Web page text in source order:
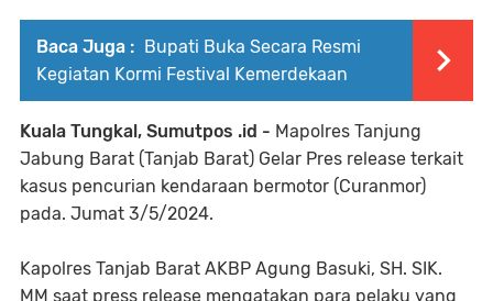
Baca Juga : Bupati Buka Secara Resmi
Kegiatan Kormi Festival Kemerdekaan
Kuala Tungkal, Sumutpos .id - Mapolres Tanjung
Jabung Barat (Tanjab Barat) Gelar Pres release terkait
kasus pencurian kendaraan bermotor (Curanmor)
pada. Jumat 3/5/2024.
Kapolres Tanjab Barat AKBP Agung Basuki, SH. SIK.
MM saat press release mengatakan para pelaku yang